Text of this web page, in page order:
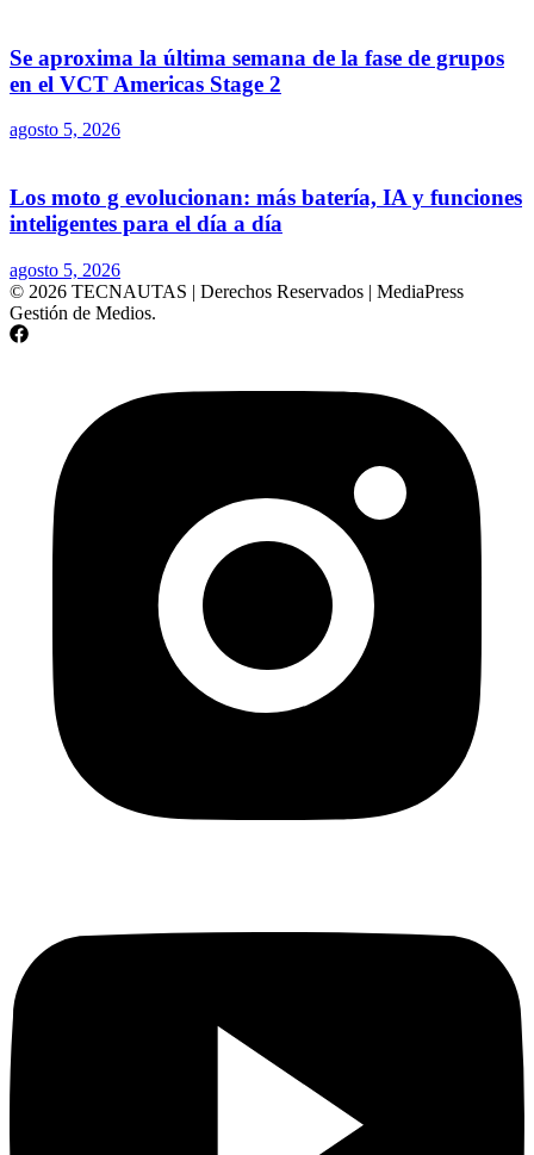
Se aproxima la última semana de la fase de grupos
en el VCT Americas Stage 2
agosto 5, 2026
Los moto g evolucionan: más batería, IA y funciones
inteligentes para el día a día
agosto 5, 2026
© 2026 TECNAUTAS | Derechos Reservados | MediaPress
Gestión de Medios.